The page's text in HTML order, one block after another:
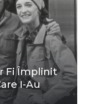
Fi Împlinit
I-Au